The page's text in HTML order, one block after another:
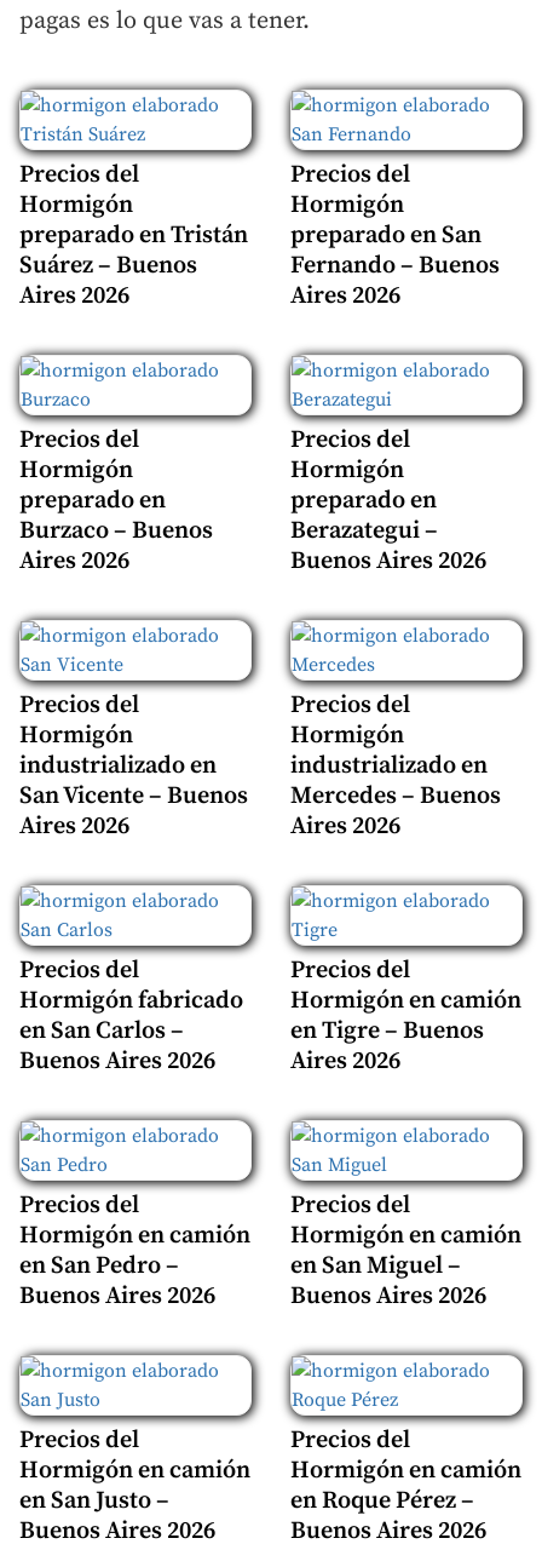
pagas es lo que vas a tener.
Precios del
Hormigón
preparado en Tristán
Suárez – Buenos
Aires 2026
Precios del
Hormigón
preparado en San
Fernando – Buenos
Aires 2026
Precios del
Hormigón
preparado en
Burzaco – Buenos
Aires 2026
Precios del
Hormigón
preparado en
Berazategui –
Buenos Aires 2026
Precios del
Hormigón
industrializado en
San Vicente – Buenos
Aires 2026
Precios del
Hormigón
industrializado en
Mercedes – Buenos
Aires 2026
Precios del
Hormigón fabricado
en San Carlos –
Buenos Aires 2026
Precios del
Hormigón en camión
en Tigre – Buenos
Aires 2026
Precios del
Hormigón en camión
en San Pedro –
Buenos Aires 2026
Precios del
Hormigón en camión
en San Miguel –
Buenos Aires 2026
Precios del
Hormigón en camión
en San Justo –
Buenos Aires 2026
Precios del
Hormigón en camión
en Roque Pérez –
Buenos Aires 2026